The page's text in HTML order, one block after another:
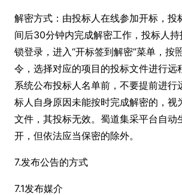
解密方式：由投标人在线参加开标，投
间后30分钟内完成解密工作，投标人
锁登录，进入“开标签到解密”菜单，按
令，选择对应的项目的投标文件进行远
系统公布投标人名单前，不要提前进行
标人自身原因未能按时完成解密的，视
文件，其投标无效。蜀道集采平台自动
开，但依法应当保密的除外。
7.发布公告的方式
7.1发布媒介